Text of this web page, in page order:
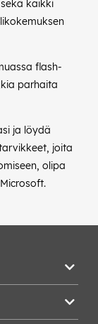
kaikki
flash-
parhaita
ja löydä
joita
olipa